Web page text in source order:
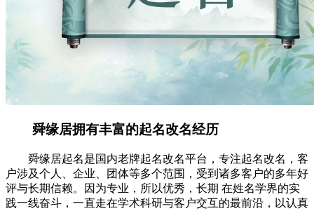
舜缘居拥有丰富的起名改名经历
舜缘居起名是国内老牌起名改名平台，专注起名改名，客
户涉及个人、企业、团体等多个范围，受到诸多客户的多年好
评与长期信赖。因为专业，所以优秀，长期 在姓名学界的实
践一线奋斗，一直走在学术科研与客户交互的最前沿，以认真